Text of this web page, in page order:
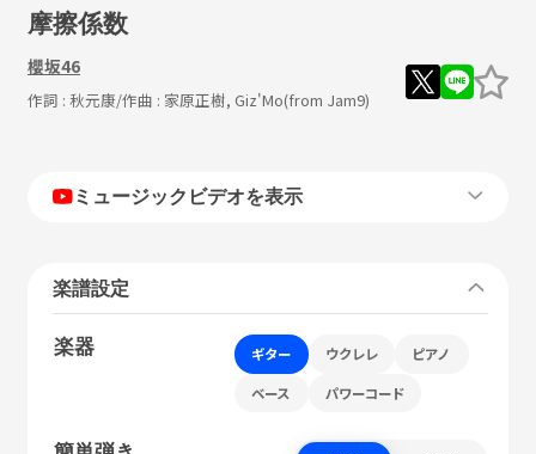
摩擦係数
櫻坂46
作詞 : 秋元康/作曲 : 家原正樹, Giz'Mo(from Jam9)
ミュージックビデオを表示
楽譜設定
楽器 ギター ウクレレ ピアノ
ベース パワーコード